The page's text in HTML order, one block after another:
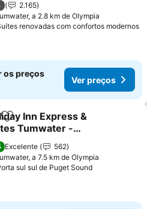
2.165
a 2.8 km de Olympia
renovadas com confortos modernos
os preços
Ver preços
Adicionar aos favoritos
Inn Express &
Tumwater -
By Ihg
Excelente
562
a 7.5 km de Olympia
sul sul de Puget Sound